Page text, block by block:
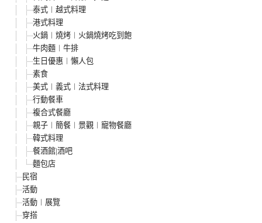
泰式︱越式料理
港式料理
火鍋︱燒烤︱火鍋燒烤吃到飽
牛肉麵︱牛排
生日優惠︱懶人包
素食
美式︱義式︱法式料理
行動餐車
複合式餐廳
親子︱簡餐︱景觀︱寵物餐廳
韓式料理
餐酒館|酒吧
麵包店
民宿
活動
活動︱展覽
穿搭